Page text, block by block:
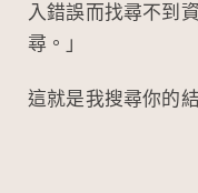
入錯誤而找尋不到
尋。」
這就是我搜尋你的